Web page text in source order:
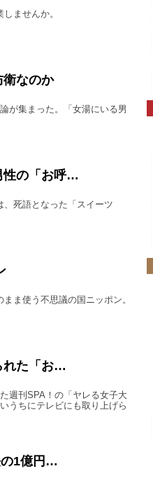
ませんか。
衛なのか
が集まった。「女湯にいる男
性の「お呼…
死語となった「スイーツ
ま使う不思議の国ニッポン。
れた「お…
週刊SPA！の「ヤレる女子大
うちにテレビにも取り上げら
の1億円…